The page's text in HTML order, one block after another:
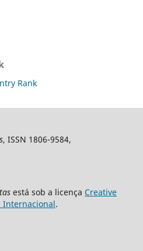
, ISSN 1806-9584,
está sob a licença Creative
Internacional.